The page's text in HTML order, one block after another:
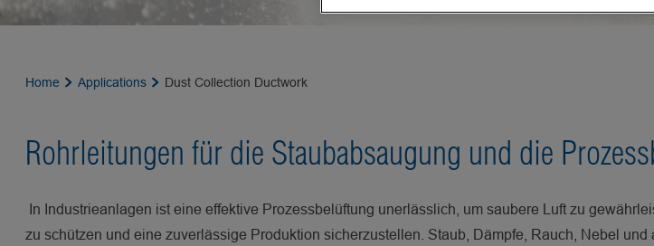
Home Applications Dust Collection Ductwork
Rohrleitungen für die Staubabsaugung und die
In Industrieanlagen ist eine effektive Prozessbelüftung unerlässlich, um saubere Luft zu
zu schützen und eine zuverlässige Produktion sicherzustellen. Staub, Dämpfe, Rauch, Nebel und